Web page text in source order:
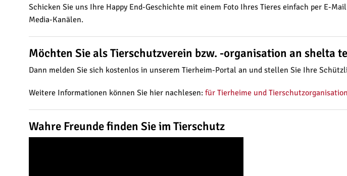
Schicken Sie uns Ihre Happy End-Geschichte mit einem Foto Ihres Tieres einfach per E-
Media-Kanälen.
Möchten Sie als Tierschutzverein bzw. -organisation an shelta
Dann melden Sie sich kostenlos in unserem Tierheim-Portal an und stellen Sie Ihre
Weitere Informationen können Sie hier nachlesen: für Tierheime und
Wahre Freunde finden Sie im Tierschutz